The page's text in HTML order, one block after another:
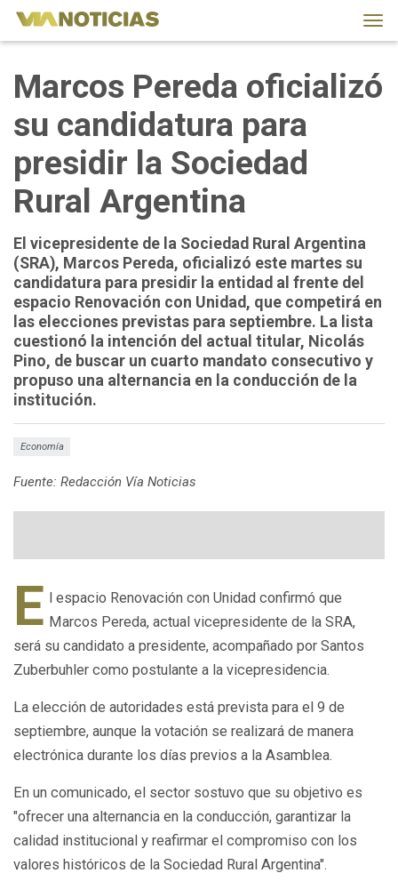
Marcos Pereda oficializó
su candidatura para
presidir la Sociedad
Rural Argentina
El vicepresidente de la Sociedad Rural Argentina
(SRA), Marcos Pereda, oficializó este martes su
candidatura para presidir la entidad al frente del
espacio Renovación con Unidad, que competirá en
las elecciones previstas para septiembre. La lista
cuestionó la intención del actual titular, Nicolás
Pino, de buscar un cuarto mandato consecutivo y
propuso una alternancia en la conducción de la
institución.
Economía
Fuente: Redacción Vía Noticias
E l espacio Renovación con Unidad confirmó que
Marcos Pereda, actual vicepresidente de la SRA,
será su candidato a presidente, acompañado por Santos
Zuberbuhler como postulante a la vicepresidencia.
La elección de autoridades está prevista para el 9 de
septiembre, aunque la votación se realizará de manera
electrónica durante los días previos a la Asamblea.
En un comunicado, el sector sostuvo que su objetivo es
"ofrecer una alternancia en la conducción, garantizar la
calidad institucional y reafirmar el compromiso con los
valores históricos de la Sociedad Rural Argentina".